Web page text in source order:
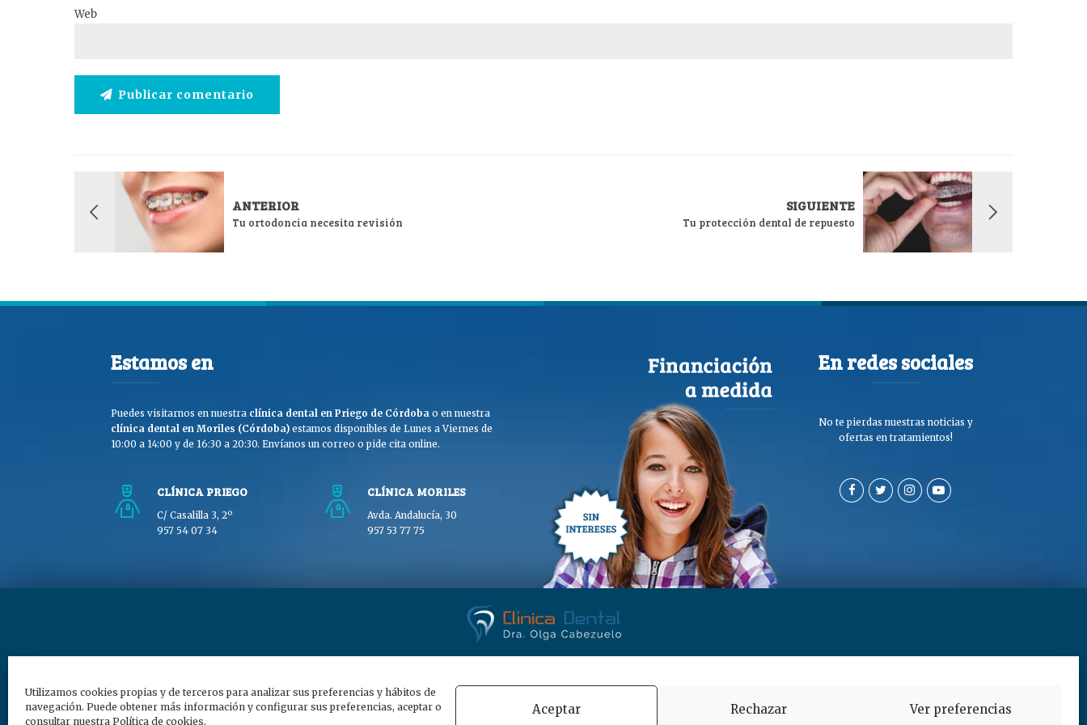
Utilizamos cookies propias y de terceros para analizar sus preferencias y hábitos de
navegación. Puede obtener más información y configurar sus preferencias, aceptar o
consultar nuestra Política de cookies.
Aceptar Rechazar Ver preferencias
Web
Publicar comentario
ANTERIOR
Tu ortodoncia necesita revisión
SIGUIENTE
Tu protección dental de repuesto
Estamos en
Puedes visitarnos en nuestra clínica dental en Priego de Córdoba o en nuestra
clínica dental en Moriles (Córdoba) estamos disponibles de Lunes a Viernes de
10:00 a 14:00 y de 16:30 a 20:30. Envíanos un correo o pide cita online.
CLÍNICA PRIEGO
C/ Casalilla 3, 2º
957 54 07 34
CLÍNICA MORILES
Avda. Andalucía, 30
957 53 77 75
En redes sociales
No te pierdas nuestras noticias y
ofertas en tratamientos!
Copyright © Clínica Dra. Olga Cabezuelo 2026. Todos los derechos reservados. |Aviso legal